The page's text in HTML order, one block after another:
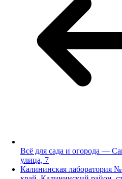
Всё для сада и огорода —
улица, 7
Калининская лаборатория